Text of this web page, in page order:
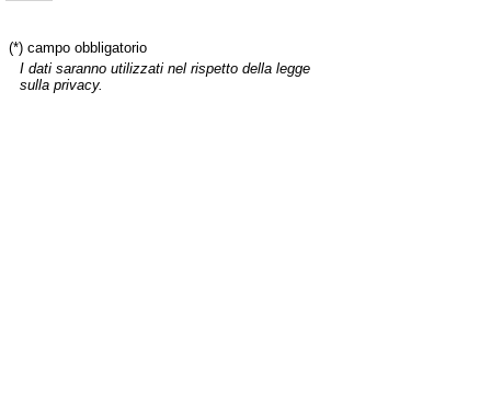
(*) campo obbligatorio
I dati saranno utilizzati nel rispetto della legge
sulla privacy.